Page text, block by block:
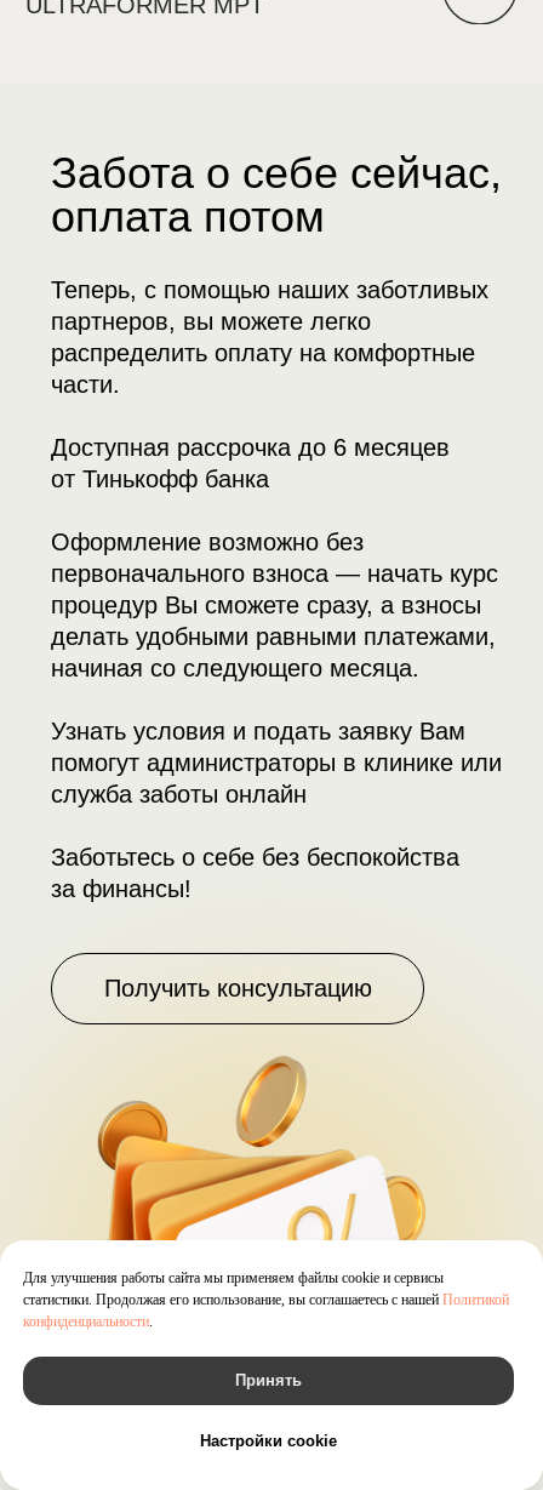
Для улучшения работы сайта мы применяем файлы cookie и сервисы
статистики. Продолжая его использование, вы соглашаетесь с нашей Политикой
конфиденциальности.
Принять
Настройки cookie